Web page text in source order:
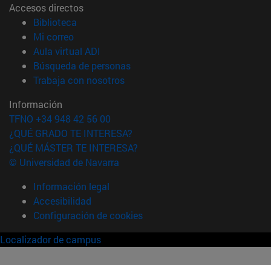
Accesos directos
Biblioteca
Mi correo(abre en nueva ventana)
Aula virtual ADI
Búsqueda de personas(abre en nueva ventana)
Trabaja con nosotros(abre en nueva ventana)
Información
TFNO +34 948 42 56 00
¿QUÉ GRADO TE INTERESA?
¿QUÉ MÁSTER TE INTERESA?
© Universidad de Navarra
Información legal
Accesibilidad
Configuración de cookies
Localizador de campus